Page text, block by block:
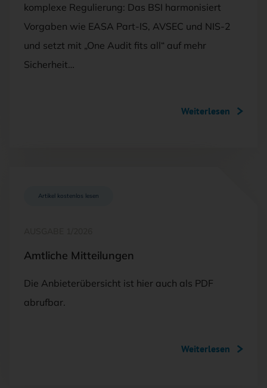
komplexe Regulierung: Das BSI harmonisiert
Vorgaben wie EASA Part-IS, AVSEC und NIS-2
und setzt mit „One Audit fits all“ auf mehr
Sicherheit…
Weiterlesen
Artikel kostenlos lesen
Amtliche Mitteilungen
Die Anbieterübersicht ist hier auch als PDF
abrufbar.
Weiterlesen